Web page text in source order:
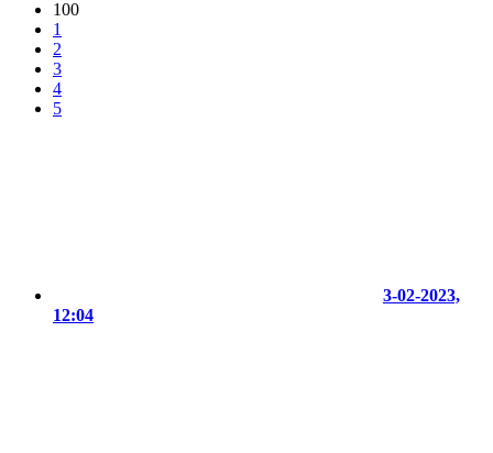
100
1
2
3
4
5
3-02-2023,
12:04